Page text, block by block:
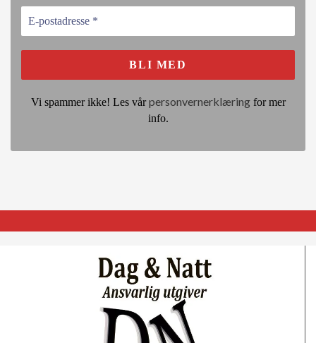
Vi spammer ikke! Les vårpersonvernerklæringfor mer
info.